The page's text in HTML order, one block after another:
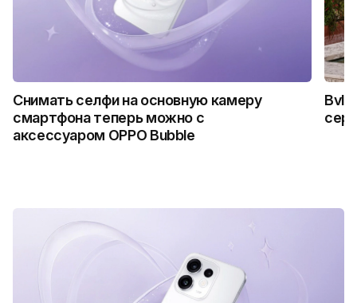
Снимать селфи на основную камеру
смартфона теперь можно с
аксессуаром OPPO Bubble